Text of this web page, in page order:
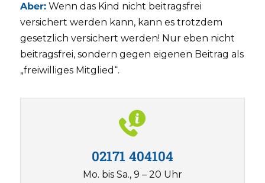
Aber:Wenn das Kind nicht beitragsfrei
versichert werden kann, kann es trotzdem
gesetzlich versichert werden! Nur eben nicht
beitragsfrei, sondern gegen eigenen Beitrag als
„freiwilliges Mitglied“.
02171 404104
Mo. bis Sa., 9 – 20 Uhr